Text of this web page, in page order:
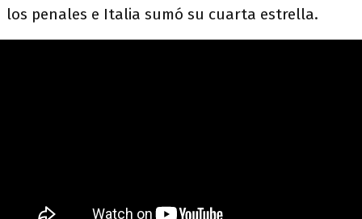
los penales e Italia sumó su cuarta estrella.